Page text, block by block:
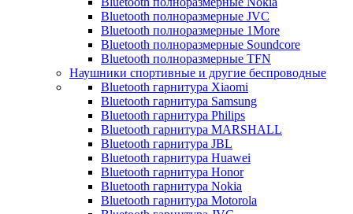
Bluetooth полноразмерные JVC
Bluetooth полноразмерные 1More
Bluetooth полноразмерные Soundcore
Bluetooth полноразмерные TFN
Наушники спортивные и другие беспроводные
Bluetooth гарнитура Xiaomi
Bluetooth гарнитура Samsung
Bluetooth гарнитура Philips
Bluetooth гарнитура MARSHALL
Bluetooth гарнитура JBL
Bluetooth гарнитура Huawei
Bluetooth гарнитура Honor
Bluetooth гарнитура Nokia
Bluetooth гарнитура Motorola